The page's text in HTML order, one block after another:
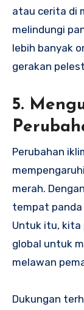
atau cerita di
melindungi
lebih banyak
gerakan
5.
Perubahan
merah.
tempat panda
Untuk itu, kita
global untuk
melawan
Dukungan